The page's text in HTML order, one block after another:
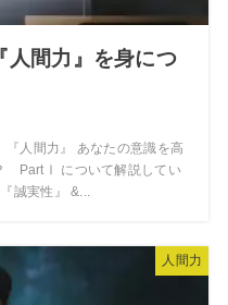
人間力』を身につ
人間力』 あなたの意識を高
PartⅠ について解説してい
誠実性』 &...
人間力